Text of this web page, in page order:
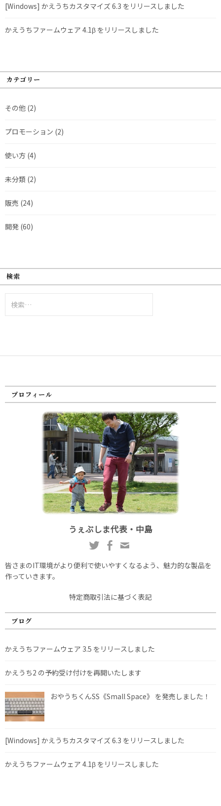
[Windows] かえうちカスタマイズ 6.3 をリリースしました
かえうちファームウェア 4.1β をリリースしました
カテゴリー
その他 (2)
プロモーション (2)
使い方 (4)
未分類 (2)
販売 (24)
開発 (60)
検索
索:
プロフィール
うぇぶしま代表・中島
皆さまのIT環境がより便利で使いやすくなるよう、魅力的な製品を
作っていきます。
特定商取引法に基づく表記
ブログ
かえうちファームウェア 3.5 をリリースしました
かえうち2 の予約受け付けを再開いたします
おやうちくんSS《Small Space》 を発売しました！
[Windows] かえうちカスタマイズ 6.3 をリリースしました
かえうちファームウェア 4.1β をリリースしました